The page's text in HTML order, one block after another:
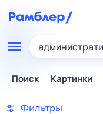
Поиск Картинки
Фильтры